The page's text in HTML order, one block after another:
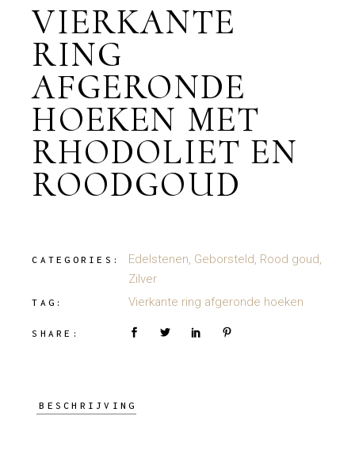
VIERKANTE
RING
AFGERONDE
HOEKEN MET
RHODOLIET EN
ROODGOUD
CATEGORIES: Edelstenen, Geborsteld, Rood goud,
Zilver
TAG: Vierkante ring afgeronde hoeken
SHARE:
BESCHRIJVING